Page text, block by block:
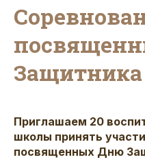
Защитника
Приглашаем 20
школы принять
посвященных Дню